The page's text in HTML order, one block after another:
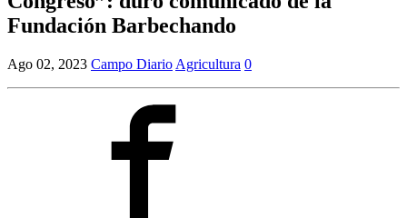
Fundación Barbechando
Ago 02, 2023 Campo Diario Agricultura 0